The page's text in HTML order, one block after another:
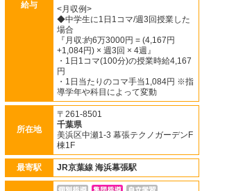
給与
<月収例>
◆中学生に1日1コマ/週3回授業した
場合
『月収:約6万3000円 = (4,167円
+1,084円) × 週3回 × 4週』
・1日1コマ(100分)の授業時給4,167
円
・1日当たりのコマ手当1,084円 ※指
導学年や科目によって変動
所在地
〒261-8501
千葉県
美浜区中瀬1-3 幕張テクノガーデンF
棟1F
最寄駅 JR京葉線 海浜幕張駅